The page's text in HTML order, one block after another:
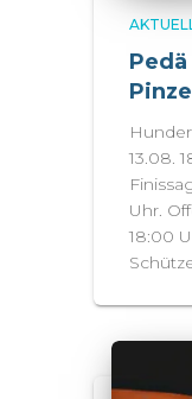
13.08.
Uhr.
18:00